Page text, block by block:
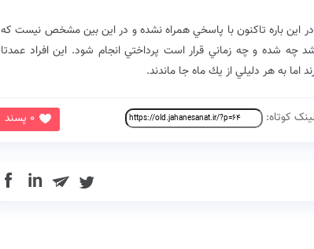
اين باره تاكنون با پاسخي همراه نشده و در اين بين مشخص نيست كه
چه شده و چه زماني قرار است پرداختي انجام شود. اين افراد عمدتا
اما به هر دليلي از يك ماه جا ماندند.
0 پسند لینک کوتاه:
in